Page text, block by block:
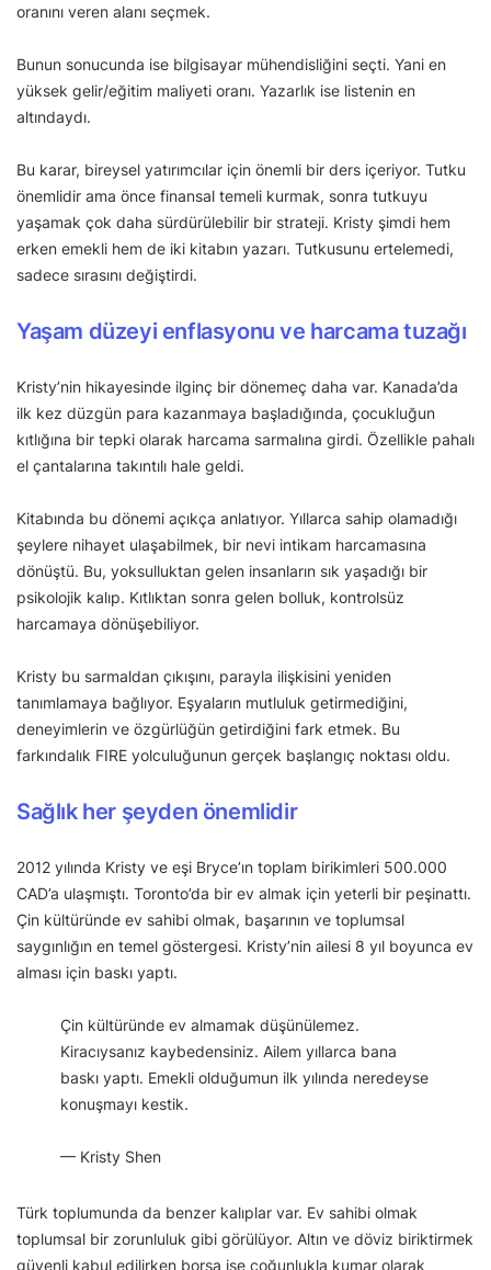
oranını veren alanı seçmek.
Bunun sonucunda ise bilgisayar mühendisliğini seçti. Yani en
yüksek gelir/eğitim maliyeti oranı. Yazarlık ise listenin en
altındaydı.
Bu karar, bireysel yatırımcılar için önemli bir ders içeriyor. Tutku
önemlidir ama önce finansal temeli kurmak, sonra tutkuyu
yaşamak çok daha sürdürülebilir bir strateji. Kristy şimdi hem
erken emekli hem de iki kitabın yazarı. Tutkusunu ertelemedi,
sadece sırasını değiştirdi.
Yaşam düzeyi enflasyonu ve harcama tuzağı
Kristy’nin hikayesinde ilginç bir dönemeç daha var. Kanada’da
ilk kez düzgün para kazanmaya başladığında, çocukluğun
kıtlığına bir tepki olarak harcama sarmalına girdi. Özellikle pahalı
el çantalarına takıntılı hale geldi.
Kitabında bu dönemi açıkça anlatıyor. Yıllarca sahip olamadığı
şeylere nihayet ulaşabilmek, bir nevi intikam harcamasına
dönüştü. Bu, yoksulluktan gelen insanların sık yaşadığı bir
psikolojik kalıp. Kıtlıktan sonra gelen bolluk, kontrolsüz
harcamaya dönüşebiliyor.
Kristy bu sarmaldan çıkışını, parayla ilişkisini yeniden
tanımlamaya bağlıyor. Eşyaların mutluluk getirmediğini,
deneyimlerin ve özgürlüğün getirdiğini fark etmek. Bu
farkındalık FIRE yolculuğunun gerçek başlangıç noktası oldu.
Sağlık her şeyden önemlidir
2012 yılında Kristy ve eşi Bryce’ın toplam birikimleri 500.000
CAD’a ulaşmıştı. Toronto’da bir ev almak için yeterli bir peşinattı.
Çin kültüründe ev sahibi olmak, başarının ve toplumsal
saygınlığın en temel göstergesi. Kristy’nin ailesi 8 yıl boyunca ev
alması için baskı yaptı.
Çin kültüründe ev almamak düşünülemez.
Kiracıysanız kaybedensiniz. Ailem yıllarca bana
baskı yaptı. Emekli olduğumun ilk yılında neredeyse
konuşmayı kestik.
— Kristy Shen
Türk toplumunda da benzer kalıplar var. Ev sahibi olmak
toplumsal bir zorunluluk gibi görülüyor. Altın ve döviz biriktirmek
güvenli kabul edilirken borsa ise çoğunlukla kumar olarak